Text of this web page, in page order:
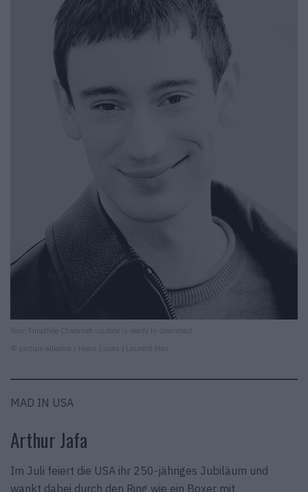
Your Timothée Chalamet update is ready to download.
© picture alliance / Hans Lucas | Laurent Hou
MAD IN USA
Arthur Jafa
Im Juli feiert die USA ihr 250-jähriges Jubiläum und
wankt dabei durch den Ring wie ein Boxer mit